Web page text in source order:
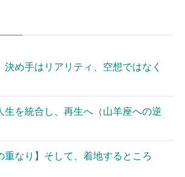
決め手はリアリティ、空想ではなく
生を統合し、再生へ（山羊座への逆
重なり】そして、着地するところ